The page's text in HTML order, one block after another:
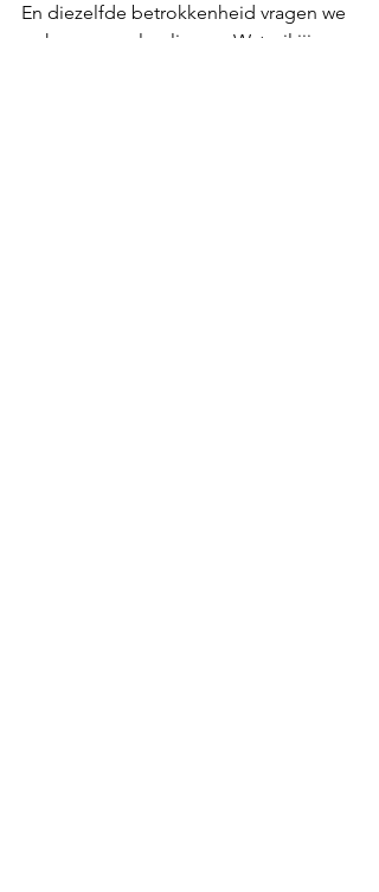
En diezelfde betrokkenheid vragen we
ook van onze leerlingen. Wat wil jij